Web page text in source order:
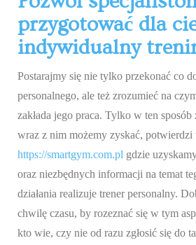
przygotować dla
indywidualny
Postarajmy się nie tylko przekonać co
personalnego, ale też zrozumieć na
zakłada jego praca. Tylko w ten
wraz z nim możemy zyskać, potwierdzi
https://smartgym.com.pl gdzie
oraz niezbędnych informacji na temat
działania realizuje trener personalny.
chwilę czasu, by rozeznać się w tym
kto wie, czy nie od razu zgłosić się do